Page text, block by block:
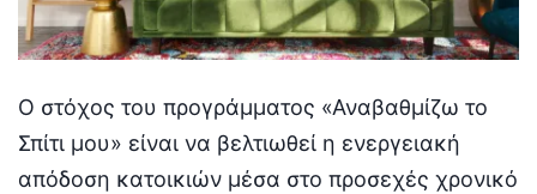
Ο στόχος του προγράμματος «Αναβαθμίζω το
Σπίτι μου» είναι να βελτιωθεί η ενεργειακή
απόδοση κατοικιών μέσα στο προσεχές χρονικό